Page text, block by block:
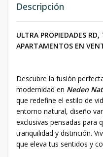
Descripción
ULTRA PROPIEDADES RD,
APARTAMENTOS EN
Descubre la fusión
modernidad en Neden
que redefine el estilo de
entorno natural, diseño
exclusivas pensadas para
tranquilidad y distinción.
que eleva tus sentidos y